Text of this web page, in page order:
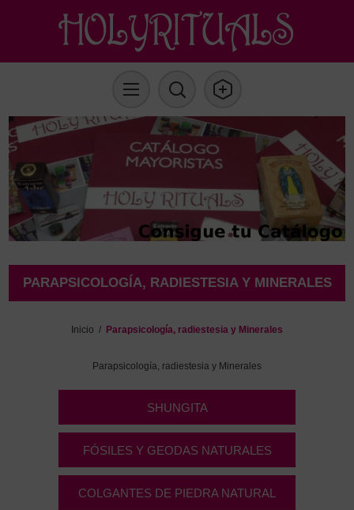
PARAPSICOLOGÍA, RADIESTESIA Y MINERALES
Inicio / Parapsicología, radiestesia y Minerales
Parapsicología, radiestesia y Minerales
SHUNGITA
FÓSILES Y GEODAS NATURALES
COLGANTES DE PIEDRA NATURAL